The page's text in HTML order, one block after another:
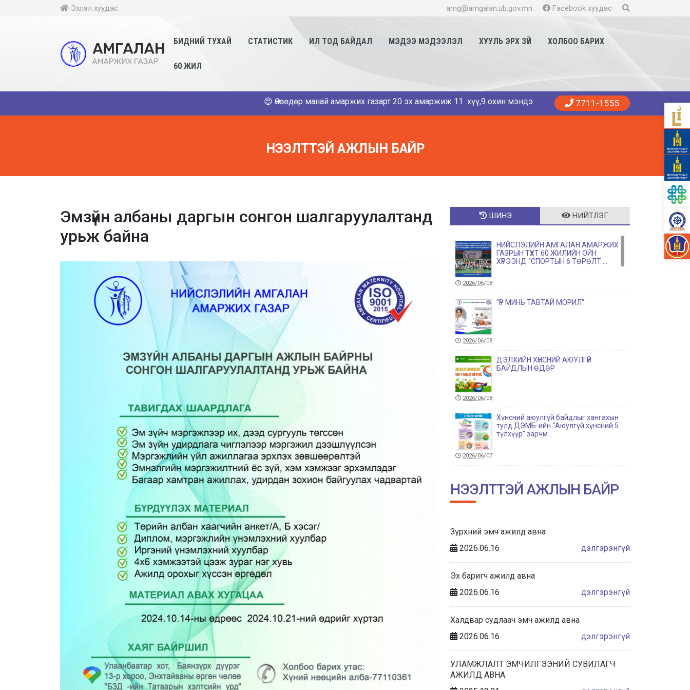
Эхлэл хуудас amg@amgalan.ub.gov.mn Facebook хуудас
БИДНИЙ ТУХАЙ СТАТИСТИК ИЛ ТОД БАЙДАЛ МЭДЭЭ МЭДЭЭЛЭЛ ХУУЛЬ ЭРХ ЗҮЙ ХОЛБОО БАРИХ
60 ЖИЛ
😍 Өнөөдөр манай амаржих газарт 20 эх амаржиж 11 хүү,9 охин мэндэллээ. Танд эрүүл энхийг хүсье. 😍👨‍⚕️👩‍⚕️🏥
7711-1555
НЭЭЛТТЭЙ АЖЛЫН БАЙР
Эмзүйн албаны даргын сонгон шалгаруулалтанд
урьж байна
ШИНЭ НИЙТЛЭГ
НИЙСЛЭЛИЙН АМГАЛАН АМАРЖИХ
ГАЗРЫН ТҮҮХТ 60 ЖИЛИЙН ОЙН
ХҮРЭЭНД “СПОРТЫН 6 ТӨРӨЛТ ...
2026/06/08
"ҮР МИНЬ ТАВТАЙ МОРИЛ"
2026/06/08
ДЭЛХИЙН ХҮНСНИЙ АЮУЛГҮЙ
БАЙДЛЫН ӨДӨР
2026/06/08
Хүнсний аюулгүй байдлыг хангахын
тулд ДЭМБ-ийн “Аюулгүй хүнсний 5
түлхүүр” зарчм...
2026/06/07
ГАЗРЫН ТҮҮХТ 60 ЖИЛИЙН ОЙН
ХҮРЭЭНД ЗОХИОН БАЙГУУЛАГДА...
Халдвар сэргийлэлт хяналтын
2026/05/28
“ЭХИЙН СҮҮНИЙ НӨӨЦИЙН БАНКНЫ ҮЙЛ
АЖИЛЛАГААНЫ ЖУРАМ”-Д САНАЛ
АВАХ ХЭЛЭЛЦҮҮЛЭГТ ОР...
НЭЭЛТТЭЙ АЖЛЫН БАЙР
Зүрхний эмч ажилд авна
2026.06.16
дэлгэрэнгүй
Эх баригч ажилд авна
2026.06.16
дэлгэрэнгүй
Халдвар судлаач эмч ажилд авна
2026.06.16
дэлгэрэнгүй
УЛАМЖЛАЛТ ЭМЧИЛГЭЭНИЙ СУВИЛАГЧ
АЖИЛД АВНА.